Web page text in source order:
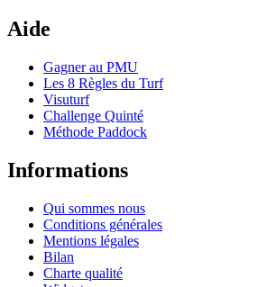
Aide
Gagner au PMU
Les 8 Règles du Turf
Visuturf
Challenge Quinté
Méthode Paddock
Informations
Qui sommes nous
Conditions générales
Mentions légales
Bilan
Charte qualité